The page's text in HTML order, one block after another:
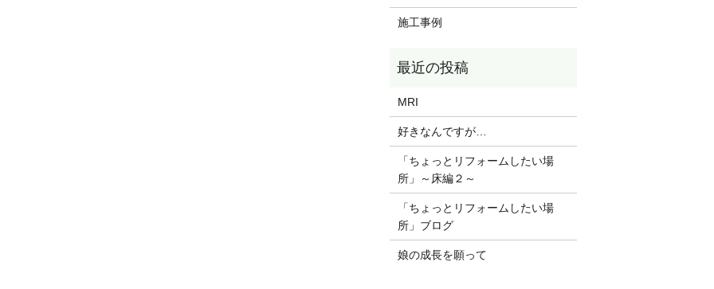
施工事例
MRI
好きなんですが…
「ちょっとリフォームしたい場
所」～床編２～
「ちょっとリフォームしたい場
所」ブログ
娘の成長を願って